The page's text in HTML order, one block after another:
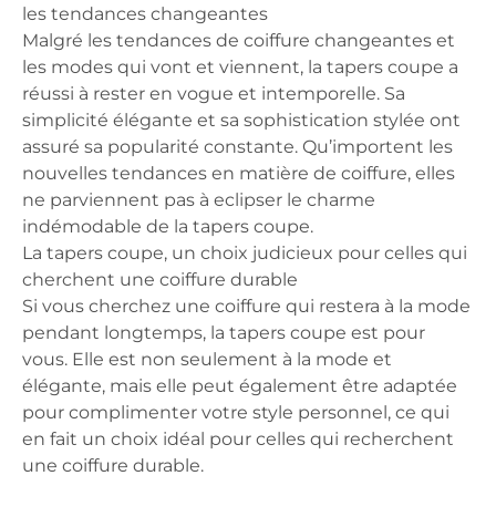
les tendances changeantes
Malgré les tendances de coiffure changeantes et
les modes qui vont et viennent, la tapers coupe a
réussi à rester en vogue et intemporelle. Sa
simplicité élégante et sa sophistication stylée ont
assuré sa popularité constante. Qu’importent les
nouvelles tendances en matière de coiffure, elles
ne parviennent pas à eclipser le charme
indémodable de la tapers coupe.
La tapers coupe, un choix judicieux pour celles qui
cherchent une coiffure durable
Si vous cherchez une coiffure qui restera à la mode
pendant longtemps, la tapers coupe est pour
vous. Elle est non seulement à la mode et
élégante, mais elle peut également être adaptée
pour complimenter votre style personnel, ce qui
en fait un choix idéal pour celles qui recherchent
une coiffure durable.